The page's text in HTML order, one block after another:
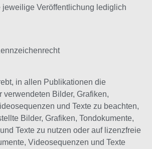
jeweilige Veröffentlichung lediglich
in allen Publikationen die
verwendeten Bilder, Grafiken,
und Texte zu beachten,
Bilder, Grafiken, Tondokumente,
Texte zu nutzen oder auf lizenzfreie
Videosequenzen und Texte